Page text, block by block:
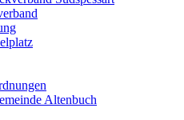
Altenbuch